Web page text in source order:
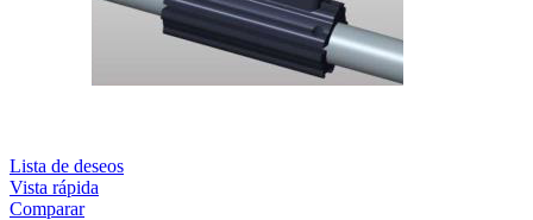
Lista de deseos
Vista rápida
Comparar